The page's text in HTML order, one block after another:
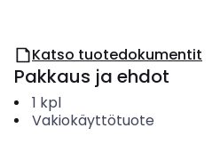
Katso tuotedokumentit
Pakkaus ja ehdot
1 kpl
Vakiokäyttötuote